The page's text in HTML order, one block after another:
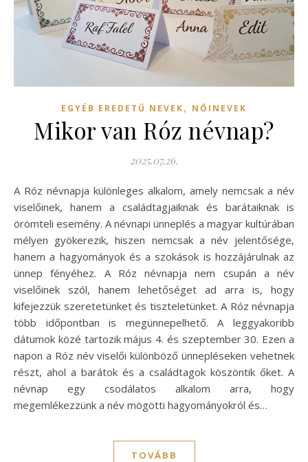
EGYÉB EREDETŰ NEVEK, NŐINEVEK
Mikor van Róz névnap?
2025.07.26.
A Róz névnapja különleges alkalom, amely nemcsak a név
viselőinek, hanem a családtagjaiknak és barátaiknak is
örömteli esemény. A névnapi ünneplés a magyar kultúrában
mélyen gyökerezik, hiszen nemcsak a név jelentősége,
hanem a hagyományok és a szokások is hozzájárulnak az
ünnep fényéhez. A Róz névnapja nem csupán a név
viselőinek szól, hanem lehetőséget ad arra is, hogy
kifejezzük szeretetünket és tiszteletünket. A Róz névnapja
több időpontban is megünnepelhető. A leggyakoribb
dátumok közé tartozik május 4. és szeptember 30. Ezen a
napon a Róz név viselői különböző ünnepléseken vehetnek
részt, ahol a barátok és a családtagok köszöntik őket. A
névnap egy csodálatos alkalom arra, hogy
megemlékezzünk a név mögötti hagyományokról és…
TOVÁBB